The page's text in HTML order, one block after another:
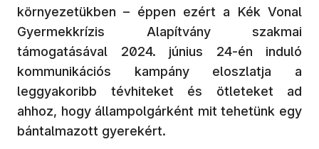
környezetükben – éppen ezért a Kék Vonal
Gyermekkrízis Alapítvány szakmai
támogatásával 2024. június 24-én induló
kommunikációs kampány eloszlatja a
leggyakoribb tévhiteket és ötleteket ad
ahhoz, hogy állampolgárként mit tehetünk egy
bántalmazott gyerekért.